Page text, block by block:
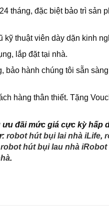
tháng, đặc biệt bảo trì sản
kỹ thuật viên dày dặn kinh
lắp đặt tại nhà.
hành chúng tôi sẵn
hàng thân thiết. Tặng
đãi mức giá cực kỳ hấp
robot hút bụi lai nhà iLife,
robot hút bụi lau nhà iRobot
.